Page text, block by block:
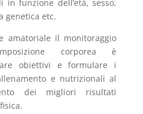
in funzione dell’età, sesso,
genetica etc.
amatoriale il monitoraggio
corporea è
obiettivi e formulare i
e nutrizionali al
dei migliori risultati